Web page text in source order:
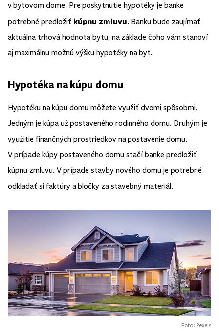
v bytovom dome. Pre poskytnutie hypotéky je banke
potrebné predložiť kúpnu zmluvu. Banku bude zaujímať
aktuálna trhová hodnota bytu, na základe čoho vám stanoví
aj maximálnu možnú výšku hypotéky na byt.
Hypotéka na kúpu domu
Hypotéku na kúpu domu môžete využiť dvomi spôsobmi.
Jedným je kúpa už postaveného rodinného domu. Druhým je
využitie finančných prostriedkov na postavenie domu.
V prípade kúpy postaveného domu stačí banke predložiť
kúpnu zmluvu. V prípade stavby nového domu je potrebné
odkladať si faktúry a bločky za stavebný materiál.
Foto: Pexels